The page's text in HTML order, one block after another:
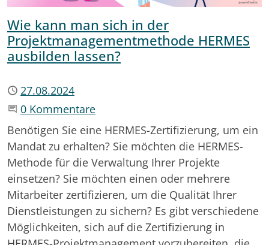
Wie kann man sich in der
Projektmanagementmethode HERMES
ausbilden lassen?
Publiziert
27.08.2024
Beginne eine Unterhaltung
0 Kommentare
Benötigen Sie eine HERMES-Zertifizierung, um ein
Mandat zu erhalten? Sie möchten die HERMES-
Methode für die Verwaltung Ihrer Projekte
einsetzen? Sie möchten einen oder mehrere
Mitarbeiter zertifizieren, um die Qualität Ihrer
Dienstleistungen zu sichern? Es gibt verschiedene
Möglichkeiten, sich auf die Zertifizierung in